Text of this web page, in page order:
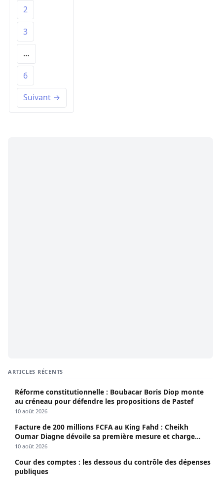
2
3
…
6
Suivant →
ARTICLES RÉCENTS
Réforme constitutionnelle : Boubacar Boris Diop monte
au créneau pour défendre les propositions de Pastef
10 août 2026
Facture de 200 millions FCFA au King Fahd : Cheikh
Oumar Diagne dévoile sa première mesure et charge
Diomaye et Cie
10 août 2026
Cour des comptes : les dessous du contrôle des dépenses
publiques